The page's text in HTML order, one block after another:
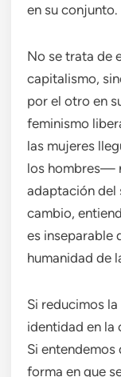
en su conjunto.
No se trata de
capitalismo,
por el otro en
feminismo
las mujeres
los hombres—
adaptación del
cambio,
es inseparable
humanidad de
Si reducimos
identidad en la
Si entendemos
forma en que